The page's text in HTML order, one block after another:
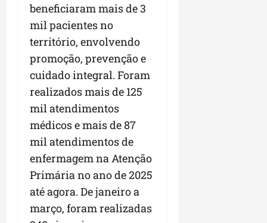
beneficiaram mais de 3
mil pacientes no
território, envolvendo
promoção, prevenção e
cuidado integral. Foram
realizados mais de 125
mil atendimentos
médicos e mais de 87
mil atendimentos de
enfermagem na Atenção
Primária no ano de 2025
até agora. De janeiro a
março, foram realizadas